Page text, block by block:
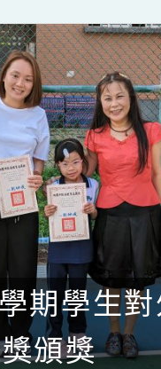
期學生
獎頒獎